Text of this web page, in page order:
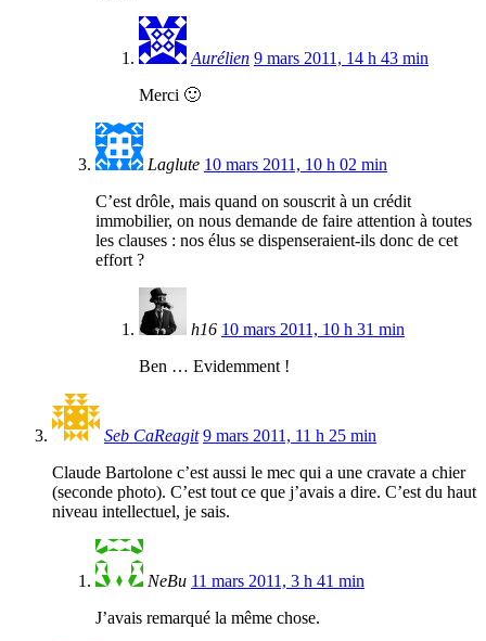
Aurélien 9 mars 2011, 14 h 43 min
Merci 🙂
Laglute 10 mars 2011, 10 h 02 min
C’est drôle, mais quand on souscrit à un crédit
immobilier, on nous demande de faire attention à toutes
les clauses : nos élus se dispenseraient-ils donc de cet
effort ?
h16 10 mars 2011, 10 h 31 min
Ben … Evidemment !
Seb CaReagit 9 mars 2011, 11 h 25 min
Claude Bartolone c’est aussi le mec qui a une cravate a chier
(seconde photo). C’est tout ce que j’avais a dire. C’est du haut
niveau intellectuel, je sais.
NeBu 11 mars 2011, 3 h 41 min
J’avais remarqué la même chose.